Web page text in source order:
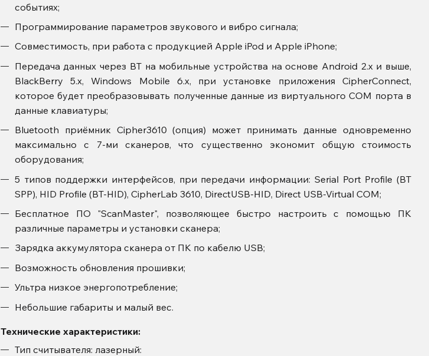
событиях;
Программирование параметров звукового и вибро сигнала;
Совместимость, при работа с продукцией Apple iPod и Apple iPhone;
Передача данных через BT на мобильные устройства на основе Android 2.x и выше,
BlackBerry 5.x, Windows Mobile 6.x, при установке приложения CipherConnect,
которое будет преобразовывать полученные данные из виртуального COM порта в
данные клавиатуры;
Bluetooth приёмник Cipher3610 (опция) может принимать данные одновременно
максимально с 7-ми сканеров, что существенно экономит общую стоимость
оборудования;
5 типов поддержки интерфейсов, при передачи информации: Serial Port Profile (BT
SPP), HID Profile (BT-HID), CipherLab 3610, DirectUSB-HID, Direct USB-Virtual COM;
Бесплатное ПО "ScanMaster", позволяющее быстро настроить с помощью ПК
различные параметры и установки сканера;
Зарядка аккумулятора сканера от ПК по кабелю USB;
Возможность обновления прошивки;
Ультра низкое энергопотребление;
Небольшие габариты и малый вес.
Технические характеристики:
Тип считывателя: лазерный: